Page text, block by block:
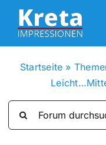
Zum
Inhalt
springen
Startseite »